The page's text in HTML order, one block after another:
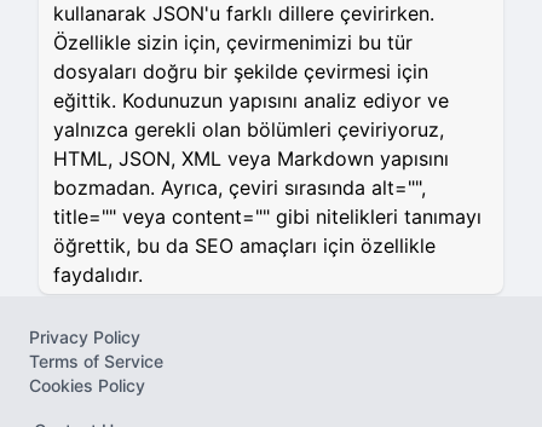
kullanarak JSON'u farklı dillere çevirirken.
Özellikle sizin için, çevirmenimizi bu tür
dosyaları doğru bir şekilde çevirmesi için
eğittik. Kodunuzun yapısını analiz ediyor ve
yalnızca gerekli olan bölümleri çeviriyoruz,
HTML, JSON, XML veya Markdown yapısını
bozmadan. Ayrıca, çeviri sırasında alt="",
title="" veya content="" gibi nitelikleri tanımayı
öğrettik, bu da SEO amaçları için özellikle
faydalıdır.
Privacy Policy
Terms of Service
Cookies Policy